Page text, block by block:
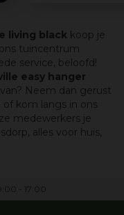
living black koop je
tuincentrum
service, beloofd!
easy hanger
Neem dan gerust
kom langs in ons
medewerkers je
alles voor huis,
17:00